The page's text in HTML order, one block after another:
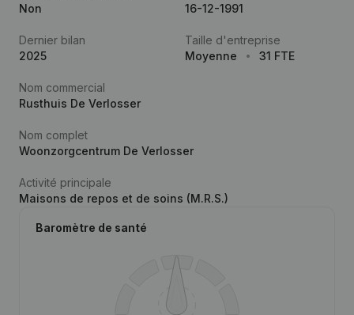
Non
16-12-1991
Dernier bilan
2025
Taille d'entreprise
Moyenne
31 FTE
Nom commercial
Rusthuis De Verlosser
Nom complet
Woonzorgcentrum De Verlosser
Activité principale
Maisons de repos et de soins (M.R.S.)
Baromètre de santé